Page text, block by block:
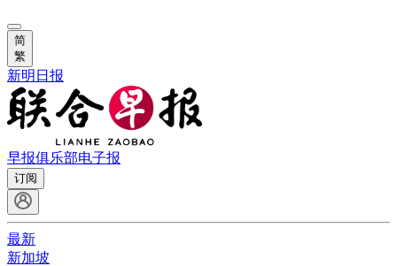
简
繁
新明日报
早报俱乐部电子报
订阅
最新
新加坡